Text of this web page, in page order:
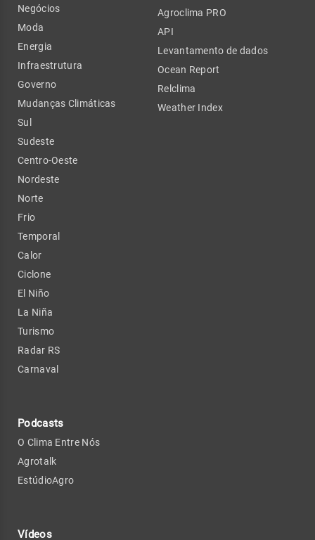
Negócios
Moda
Energia
Infraestrutura
Governo
Mudanças Climáticas
Sul
Sudeste
Centro-Oeste
Nordeste
Norte
Frio
Temporal
Calor
Ciclone
El Niño
La Niña
Turismo
Radar RS
Carnaval
Podcasts
O Clima Entre Nós
Agrotalk
EstúdioAgro
Vídeos
Agroclima PRO
API
Levantamento de dados
Ocean Report
Relclima
Weather Index